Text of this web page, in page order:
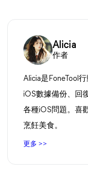
Alicia
作者
Alicia是FoneTool
iOS數據備份、回
各種iOS問題。喜
烹飪美食。
更多 >>